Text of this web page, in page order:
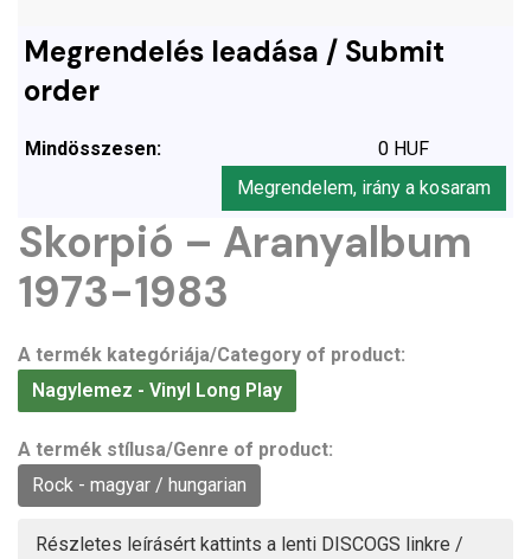
Megrendelés leadása / Submit
order
Mindösszesen:
0 HUF
Megrendelem, irány a kosaram
Skorpió – Aranyalbum
1973-1983
A termék kategóriája/Category of product:
Nagylemez - Vinyl Long Play
A termék stílusa/Genre of product:
Rock - magyar / hungarian
Részletes leírásért kattints a lenti DISCOGS linkre /